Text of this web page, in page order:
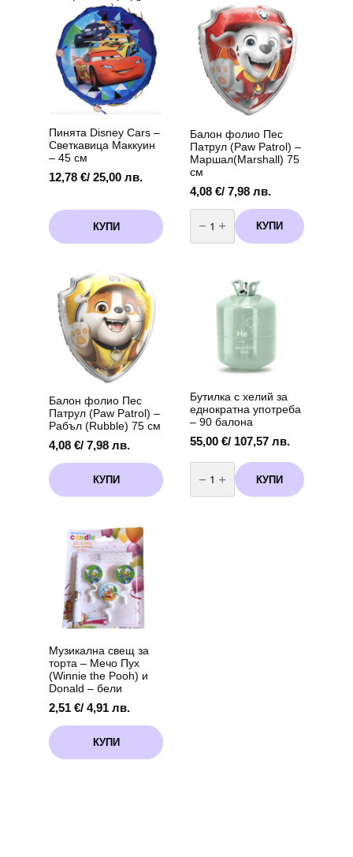
Пинята Disney Cars –
Светкавица Маккуин
– 45 см
12,78 €/ 25,00 лв.
КУПИ
Балон фолио Пес
Патрул (Paw Patrol) –
Маршал(Marshall) 75
см
4,08 €/ 7,98 лв.
количество
за
Балон
фолио
Маршал(Marshall)
КУПИ
Балон фолио Пес
Патрул (Paw Patrol) –
Рабъл (Rubble) 75 см
4,08 €/ 7,98 лв.
КУПИ
Бутилка с хелий за
еднократна употреба
– 90 балона
55,00 €/ 107,57 лв.
количество
за
Бутилка
с
КУПИ
Музикална свещ за
торта – Мечо Пух
(Winnie the Pooh) и
Donald – бели
2,51 €/ 4,91 лв.
КУПИ